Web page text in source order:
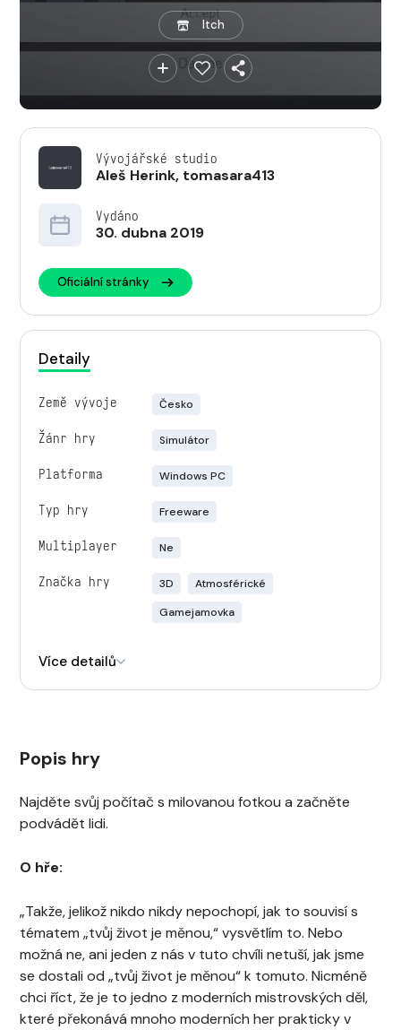
Itch
Vývojářské studio
Aleš Herink, tomasara413
Vydáno
30. dubna 2019
Oficiální stránky
Detaily
Země vývoje Česko
Žánr hry Simulátor
Platforma Windows PC
Typ hry Freeware
Multiplayer Ne
Značka hry 3D
Atmosférické
Gamejamovka
Více detailů
Popis hry
Najděte svůj počítač s milovanou fotkou a začněte
podvádět lidi.
O hře:
„Takže, jelikož nikdo nikdy nepochopí, jak to souvisí s
tématem „tvůj život je měnou,“ vysvětlím to. Nebo
možná ne, ani jeden z nás v tuto chvíli netuší, jak jsme
se dostali od „tvůj život je měnou“ k tomuto. Nicméně
chci říct, že je to jedno z moderních mistrovských děl,
které překonává mnoho moderních her prakticky v